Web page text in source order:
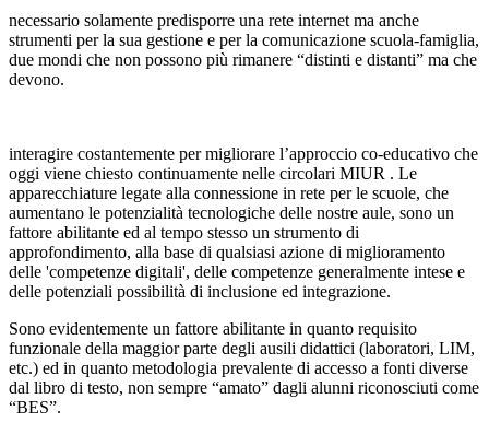
necessario solamente predisporre una rete internet ma anche
strumenti per la sua gestione e per la comunicazione scuola-famiglia,
due mondi che non possono più rimanere “distinti e distanti” ma che
devono.
interagire costantemente per migliorare l’approccio co-educativo che
oggi viene chiesto continuamente nelle circolari MIUR . Le
apparecchiature legate alla connessione in rete per le scuole, che
aumentano le potenzialità tecnologiche delle nostre aule, sono un
fattore abilitante ed al tempo stesso un strumento di
approfondimento, alla base di qualsiasi azione di miglioramento
delle 'competenze digitali', delle competenze generalmente intese e
delle potenziali possibilità di inclusione ed integrazione.
Sono evidentemente un fattore abilitante in quanto requisito
funzionale della maggior parte degli ausili didattici (laboratori, LIM,
etc.) ed in quanto metodologia prevalente di accesso a fonti diverse
dal libro di testo, non sempre “amato” dagli alunni riconosciuti come
“BES”.